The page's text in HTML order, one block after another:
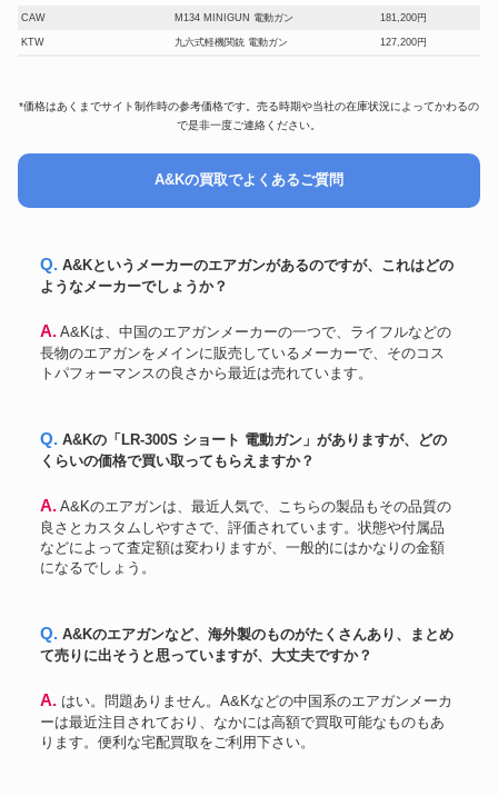
CAW M134 MINIGUN 電動ガン 181,200円
KTW 九六式軽機関銃 電動ガン 127,200円
CLASSIC ARMY M134-A2 VULCAN MINIGUN 87,600円
カスタム 純正メカボックス
HUDSON JERICHO 941 79,200円
STI EAGLE 5.5 2011シリーズ
LONG SLIDE ガスガン
SOCOMGEAR
印
87,249円
ワルサー PPK ブローバック ガスガン 97,800円
九九式狙撃銃 エアーコッキング
システマ
MaxⅡ
97,680円
WINCHESTER M1873 RIFLE
システマ トレポン TW5-A4 61,800円
PTW
LVOA NOVESKE Vltor ADM
Vortex PRIME
222,012円
(旧ヤフオク!)でJa-tk
cerakoteロアレシーバー スチー
M4ライブカートモデル 60,018円
king arms
電動ガン 電動ブローバック SVD
ドラグノフ リアルウッド
34,000円
*価格はあくまでサイト制作時の参考価格です。売る時期や当社の在庫状況によってかわるの
で是非一度ご連絡ください。
A&Kの買取でよくあるご質問
Q. A&Kというメーカーのエアガンがあるのですが、これはどの
ようなメーカーでしょうか？
A. A&Kは、中国のエアガンメーカーの一つで、ライフルなどの
長物のエアガンをメインに販売しているメーカーで、そのコス
トパフォーマンスの良さから最近は売れています。
Q. A&Kの「LR-300S ショート 電動ガン」がありますが、どの
くらいの価格で買い取ってもらえますか？
A. A&Kのエアガンは、最近人気で、こちらの製品もその品質の
良さとカスタムしやすさで、評価されています。状態や付属品
などによって査定額は変わりますが、一般的にはかなりの金額
になるでしょう。
Q. A&Kのエアガンなど、海外製のものがたくさんあり、まとめ
て売りに出そうと思っていますが、大丈夫ですか？
A. はい。問題ありません。A&Kなどの中国系のエアガンメーカ
ーは最近注目されており、なかには高額で買取可能なものもあ
ります。便利な宅配買取をご利用下さい。